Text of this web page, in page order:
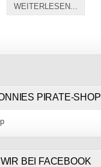
WEITERLESEN...
PIRATE-SHOP
WIR BEI FACEBOOK